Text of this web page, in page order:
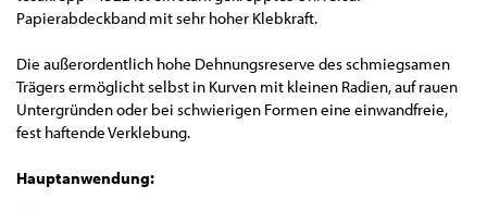
Papierabdeckband mit sehr hoher Klebkraft.
Die außerordentlich hohe Dehnungsreserve des schmiegsamen
Trägers ermöglicht selbst in Kurven mit kleinen Radien, auf rauen
Untergründen oder bei schwierigen Formen eine einwandfreie,
fest haftende Verklebung.
Hauptanwendung: